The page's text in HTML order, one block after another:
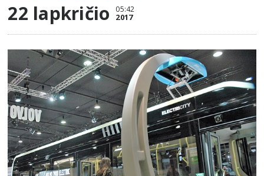
22 lapkričio 05:42
2017